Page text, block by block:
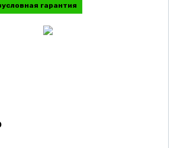
гарантия